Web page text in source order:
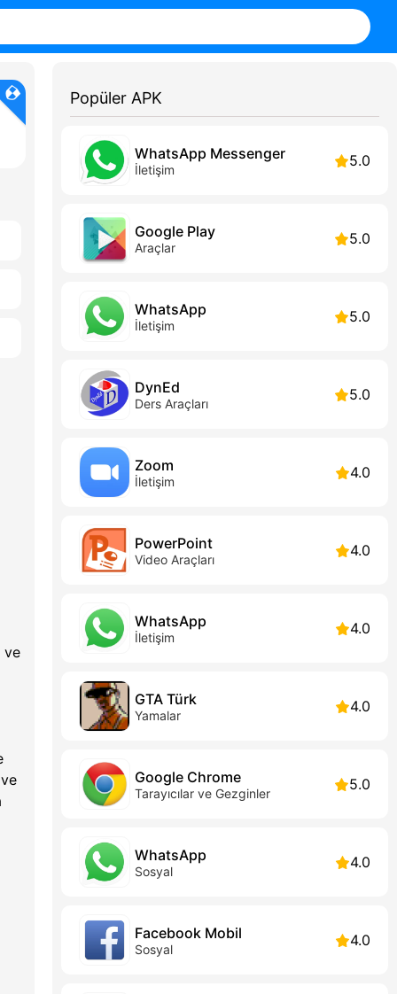
ve
Popüler APK
WhatsApp Messenger
İletişim 5.0
Google Play
Araçlar 5.0
WhatsApp
İletişim 5.0
DynEd
Ders Araçları 5.0
Zoom
İletişim 4.0
PowerPoint
Video Araçları 4.0
WhatsApp
İletişim 4.0
GTA Türk
Yamalar 4.0
Google Chrome
Tarayıcılar ve Gezginler 5.0
WhatsApp
Sosyal 4.0
Facebook Mobil
Sosyal 4.0